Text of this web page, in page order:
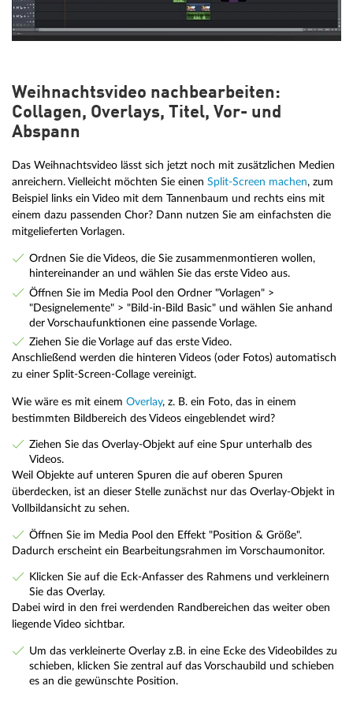
Weihnachtsvideo nachbearbeiten:
Collagen, Overlays, Titel, Vor- und
Abspann
Das Weihnachtsvideo lässt sich jetzt noch mit zusätzlichen Medien
anreichern. Vielleicht möchten Sie einen Split-Screen machen, zum
Beispiel links ein Video mit dem Tannenbaum und rechts eins mit
einem dazu passenden Chor? Dann nutzen Sie am einfachsten die
mitgelieferten Vorlagen.
Ordnen Sie die Videos, die Sie zusammenmontieren wollen,
hintereinander an und wählen Sie das erste Video aus.
Öffnen Sie im Media Pool den Ordner "Vorlagen" >
"Designelemente" > "Bild-in-Bild Basic" und wählen Sie anhand
der Vorschaufunktionen eine passende Vorlage.
Ziehen Sie die Vorlage auf das erste Video.
Anschließend werden die hinteren Videos (oder Fotos) automatisch
zu einer Split-Screen-Collage vereinigt.
Wie wäre es mit einem Overlay, z. B. ein Foto, das in einem
bestimmten Bildbereich des Videos eingeblendet wird?
Ziehen Sie das Overlay-Objekt auf eine Spur unterhalb des
Videos.
Weil Objekte auf unteren Spuren die auf oberen Spuren
überdecken, ist an dieser Stelle zunächst nur das Overlay-Objekt in
Vollbildansicht zu sehen.
Öffnen Sie im Media Pool den Effekt "Position & Größe".
Dadurch erscheint ein Bearbeitungsrahmen im Vorschaumonitor.
Klicken Sie auf die Eck-Anfasser des Rahmens und verkleinern
Sie das Overlay.
Dabei wird in den frei werdenden Randbereichen das weiter oben
liegende Video sichtbar.
Um das verkleinerte Overlay z.B. in eine Ecke des Videobildes zu
schieben, klicken Sie zentral auf das Vorschaubild und schieben
es an die gewünschte Position.